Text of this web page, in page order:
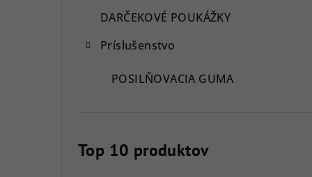
DARČEKOVÉ POUKÁŽKY
Príslušenstvo
POSILŇOVACIA GUMA
Top 10 produktov